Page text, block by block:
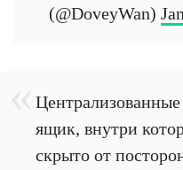
(@DoveyWan)
ящик, внутри
скрыто от